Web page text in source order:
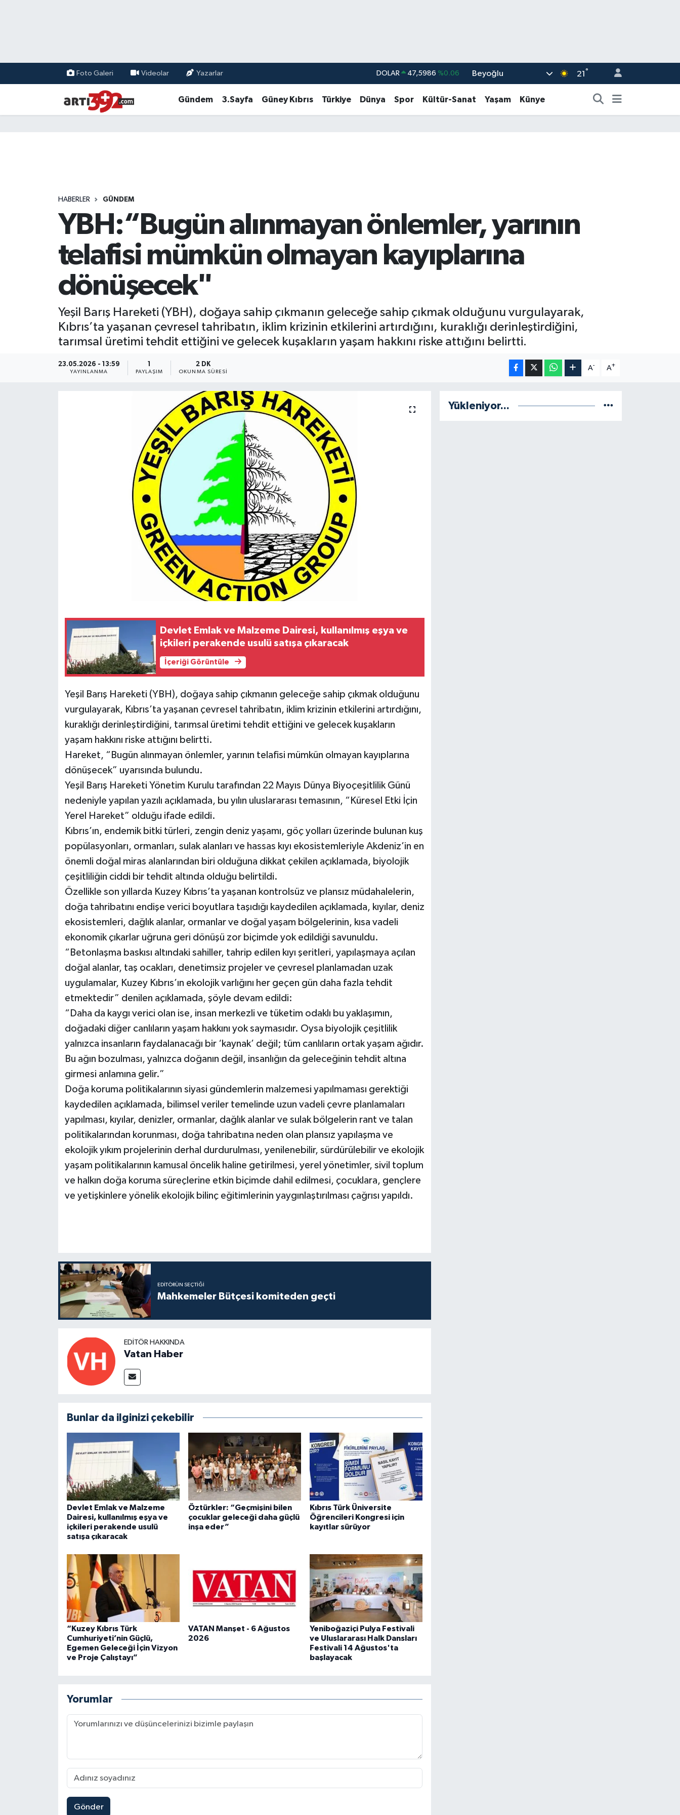
Foto Galeri Videolar Yazarlar DOLAR 47,5986 %0.06 Beyoğlu 21 °
Gündem 3.Sayfa Güney Kıbrıs Türkiye Dünya Spor Kültür-Sanat Yaşam Künye
HABERLER GÜNDEM
YBH:“Bugün alınmayan önlemler, yarının
telafisi mümkün olmayan kayıplarına
dönüşecek"
Yeşil Barış Hareketi (YBH), doğaya sahip çıkmanın geleceğe sahip çıkmak olduğunu vurgulayarak,
Kıbrıs’ta yaşanan çevresel tahribatın, iklim krizinin etkilerini artırdığını, kuraklığı derinleştirdiğini,
tarımsal üretimi tehdit ettiğini ve gelecek kuşakların yaşam hakkını riske attığını belirtti.
23.05.2026 - 13:59
YAYINLANMA
1
PAYLAŞIM
2 DK
OKUNMA SÜRESI
A- A+
Devlet Emlak ve Malzeme Dairesi, kullanılmış eşya ve
içkileri perakende usulü satışa çıkaracak
İçeriği Görüntüle
Yeşil Barış Hareketi (YBH), doğaya sahip çıkmanın geleceğe sahip çıkmak olduğunu
vurgulayarak, Kıbrıs’ta yaşanan çevresel tahribatın, iklim krizinin etkilerini artırdığını,
kuraklığı derinleştirdiğini, tarımsal üretimi tehdit ettiğini ve gelecek kuşakların
yaşam hakkını riske attığını belirtti.
Hareket, “Bugün alınmayan önlemler, yarının telafisi mümkün olmayan kayıplarına
dönüşecek” uyarısında bulundu.
Yeşil Barış Hareketi Yönetim Kurulu tarafından 22 Mayıs Dünya Biyoçeşitlilik Günü
nedeniyle yapılan yazılı açıklamada, bu yılın uluslararası temasının, “Küresel Etki İçin
Yerel Hareket” olduğu ifade edildi.
Kıbrıs’ın, endemik bitki türleri, zengin deniz yaşamı, göç yolları üzerinde bulunan kuş
popülasyonları, ormanları, sulak alanları ve hassas kıyı ekosistemleriyle Akdeniz’in en
önemli doğal miras alanlarından biri olduğuna dikkat çekilen açıklamada, biyolojik
çeşitliliğin ciddi bir tehdit altında olduğu belirtildi.
Özellikle son yıllarda Kuzey Kıbrıs’ta yaşanan kontrolsüz ve plansız müdahalelerin,
doğa tahribatını endişe verici boyutlara taşıdığı kaydedilen açıklamada, kıyılar, deniz
ekosistemleri, dağlık alanlar, ormanlar ve doğal yaşam bölgelerinin, kısa vadeli
ekonomik çıkarlar uğruna geri dönüşü zor biçimde yok edildiği savunuldu.
“Betonlaşma baskısı altındaki sahiller, tahrip edilen kıyı şeritleri, yapılaşmaya açılan
doğal alanlar, taş ocakları, denetimsiz projeler ve çevresel planlamadan uzak
uygulamalar, Kuzey Kıbrıs’ın ekolojik varlığını her geçen gün daha fazla tehdit
etmektedir” denilen açıklamada, şöyle devam edildi:
“Daha da kaygı verici olan ise, insan merkezli ve tüketim odaklı bu yaklaşımın,
doğadaki diğer canlıların yaşam hakkını yok saymasıdır. Oysa biyolojik çeşitlilik
yalnızca insanların faydalanacağı bir ‘kaynak’ değil; tüm canlıların ortak yaşam ağıdır.
Bu ağın bozulması, yalnızca doğanın değil, insanlığın da geleceğinin tehdit altına
girmesi anlamına gelir.”
Doğa koruma politikalarının siyasi gündemlerin malzemesi yapılmaması gerektiği
kaydedilen açıklamada, bilimsel veriler temelinde uzun vadeli çevre planlamaları
yapılması, kıyılar, denizler, ormanlar, dağlık alanlar ve sulak bölgelerin rant ve talan
politikalarından korunması, doğa tahribatına neden olan plansız yapılaşma ve
ekolojik yıkım projelerinin derhal durdurulması, yenilenebilir, sürdürülebilir ve ekolojik
yaşam politikalarının kamusal öncelik haline getirilmesi, yerel yönetimler, sivil toplum
ve halkın doğa koruma süreçlerine etkin biçimde dahil edilmesi, çocuklara, gençlere
ve yetişkinlere yönelik ekolojik bilinç eğitimlerinin yaygınlaştırılması çağrısı yapıldı.
EDITÖRÜN SEÇTIĞI
Mahkemeler Bütçesi komiteden geçti
EDITÖR HAKKINDA
Vatan Haber
Bunlar da ilginizi çekebilir
Devlet Emlak ve Malzeme
Dairesi, kullanılmış eşya ve
içkileri perakende usulü
satışa çıkaracak
Öztürkler: “Geçmişini bilen
çocuklar geleceği daha güçlü
inşa eder”
Kıbrıs Türk Üniversite
Öğrencileri Kongresi için
kayıtlar sürüyor
“Kuzey Kıbrıs Türk
Cumhuriyeti’nin Güçlü,
Egemen Geleceği İçin Vizyon
ve Proje Çalıştayı”
VATAN Manşet - 6 Ağustos
2026
Yeniboğaziçi Pulya Festivali
ve Uluslararası Halk Dansları
Festivali 14 Ağustos'ta
başlayacak
Yorumlar
Gönder
Yükleniyor...